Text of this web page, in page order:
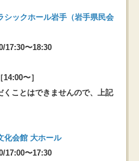
ックホール岩手（岩手県民会
17:30〜18:30
〜］
くことはできませんので、上記
化会館 ⼤ホール
17:00〜17:30